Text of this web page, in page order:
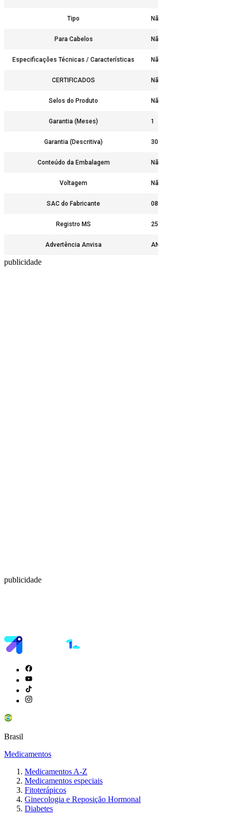
Tipo Não
Para Cabelos Não
Especificações Técnicas / Características Não
CERTIFICADOS Não
Selos do Produto Não
Garantia (Meses) 1
Garantia (Descritiva) 30 dias contra defeito de
Conteúdo da Embalagem Não
Voltagem Não
SAC do Fabricante 0800-7289700
Registro MS 25351.523984/2014-98
Advertência Anvisa ANTES DE INICIAR ALGUM
publicidade
publicidade
Brasil
Medicamentos
Medicamentos A-Z
Medicamentos especiais
Fitoterápicos
Ginecologia e Reposição Hormonal
Diabetes